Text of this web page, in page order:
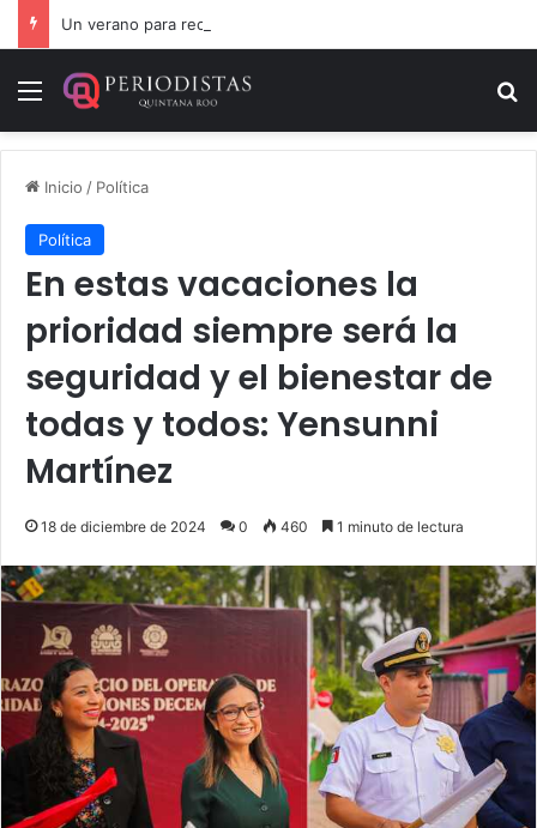
Menú
Inicio / Política
Política
En estas vacaciones la
prioridad siempre será la
seguridad y el bienestar de
todas y todos: Yensunni
Martínez
18 de diciembre de 2024 0 460 1 minuto de lectura